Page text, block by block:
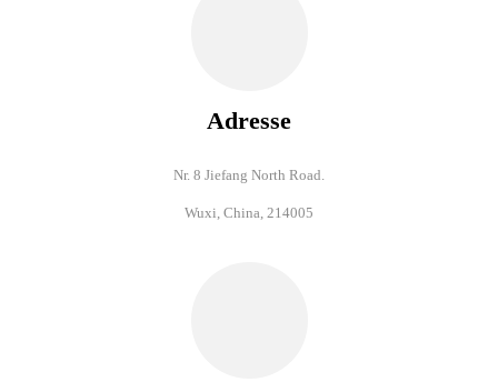
Adresse
Nr. 8 Jiefang North Road.
Wuxi, China, 214005